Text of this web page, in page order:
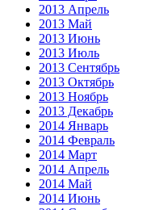
2013 Апрель
2013 Май
2013 Июнь
2013 Июль
2013 Сентябрь
2013 Октябрь
2013 Ноябрь
2013 Декабрь
2014 Январь
2014 Февраль
2014 Март
2014 Апрель
2014 Май
2014 Июнь